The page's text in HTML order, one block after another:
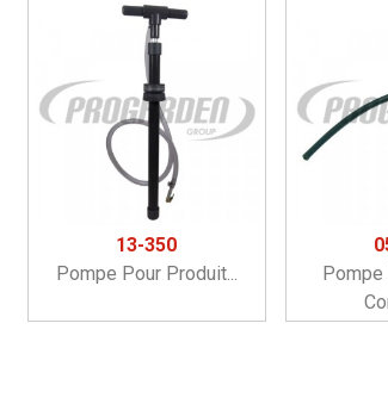
13-350
Pompe Pour Produit...
Pompe